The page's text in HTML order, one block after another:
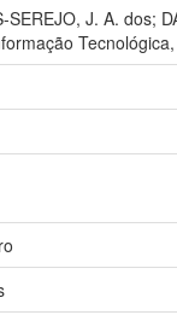
SEREJO, J. A. dos;